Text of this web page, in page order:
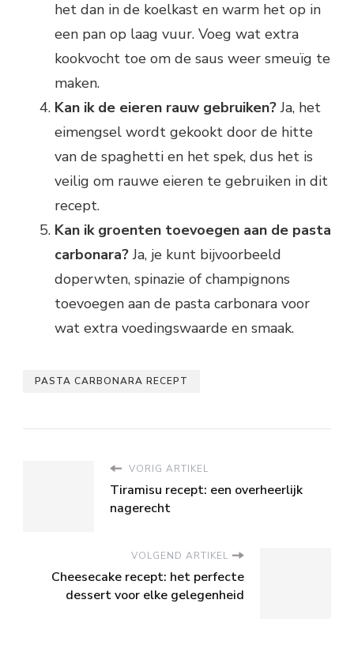
het dan in de koelkast en warm het op in
een pan op laag vuur. Voeg wat extra
kookvocht toe om de saus weer smeuïg te
maken.
Kan ik de eieren rauw gebruiken?Ja, het
eimengsel wordt gekookt door de hitte
van de spaghetti en het spek, dus het is
veilig om rauwe eieren te gebruiken in dit
recept.
Kan ik groenten toevoegen aan de pasta
carbonara?Ja, je kunt bijvoorbeeld
doperwten, spinazie of champignons
toevoegen aan de pasta carbonara voor
wat extra voedingswaarde en smaak.
PASTA CARBONARA RECEPT
VORIG ARTIKEL
Tiramisu recept: een overheerlijk
nagerecht
VOLGEND ARTIKEL
Cheesecake recept: het perfecte
dessert voor elke gelegenheid